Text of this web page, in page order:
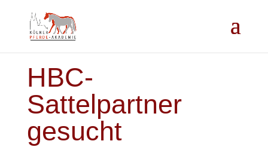
HBC-
Sattelpartner
gesucht